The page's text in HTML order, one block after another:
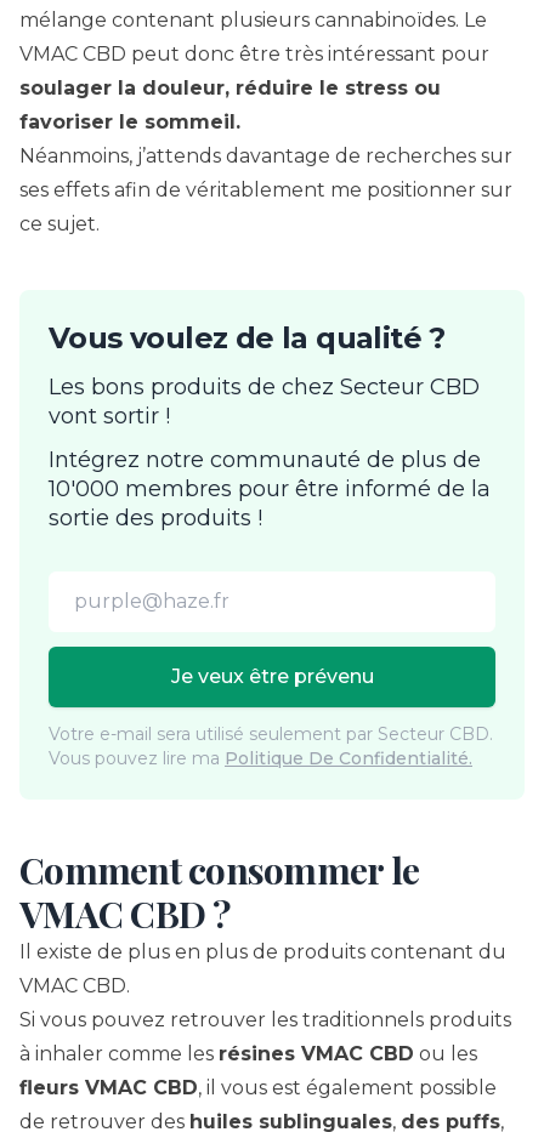
mélange contenant plusieurs cannabinoïdes. Le
VMAC CBD peut donc être très intéressant pour
soulager la douleur, réduire le stress ou
favoriser le sommeil.
Néanmoins, j’attends davantage de recherches sur
ses effets afin de véritablement me positionner sur
ce sujet.
Vous voulez de la qualité ?
Les bons produits de chez Secteur CBD
vont sortir !
Intégrez notre communauté de plus de
10'000 membres pour être informé de la
sortie des produits !
Email address
Je veux être prévenu
Votre e-mail sera utilisé seulement par Secteur CBD.
Vous pouvez lire ma Politique De Confidentialité.
Comment consommer le
VMAC CBD ?
Il existe de plus en plus de produits contenant du
VMAC CBD.
Si vous pouvez retrouver les traditionnels produits
à inhaler comme les résines VMAC CBD ou les
fleurs VMAC CBD, il vous est également possible
de retrouver des huiles sublinguales, des puffs,